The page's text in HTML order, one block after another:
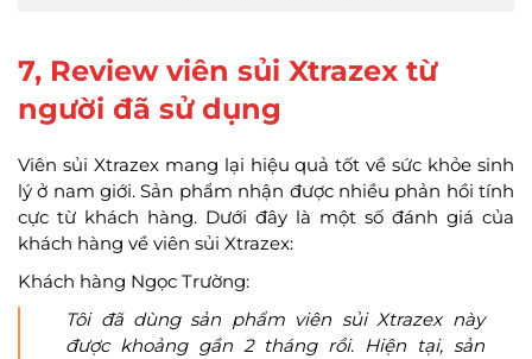
7, Review viên sủi Xtrazex từ
người đã sử dụng
Viên sủi Xtrazex mang lại hiệu quả tốt về sức khỏe sinh
lý ở nam giới. Sản phẩm nhận được nhiều phản hồi tính
cực từ khách hàng. Dưới đây là một số đánh giá của
khách hàng về viên sủi Xtrazex:
Khách hàng Ngọc Trường:
Tôi đã dùng sản phẩm viên sủi Xtrazex này
được khoảng gần 2 tháng rồi. Hiện tại, sản